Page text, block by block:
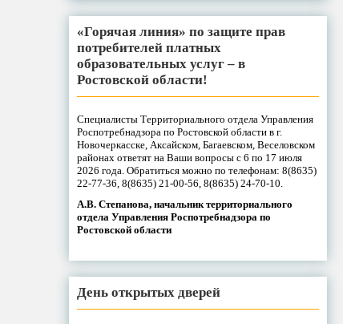
«Горячая линия» по защите прав
потребителей платных
образовательных услуг – в
Ростовской области!
Специалисты Территориального отдела Управления
Роспотребнадзора по Ростовской области в г.
Новочеркасске, Аксайском, Багаевском, Веселовском
районах ответят на Ваши вопросы с 6 по 17 июля
2026 года. Обратиться можно по телефонам: 8(8635)
22-77-36, 8(8635) 21-00-56, 8(8635) 24-70-10.
А.В. Степанова, начальник территориального
отдела Управления Роспотребнадзора по
Ростовской области
День открытых дверей